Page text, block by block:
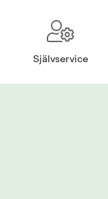
Självservice